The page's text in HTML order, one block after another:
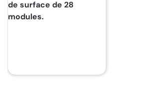
de surface de 28
modules.